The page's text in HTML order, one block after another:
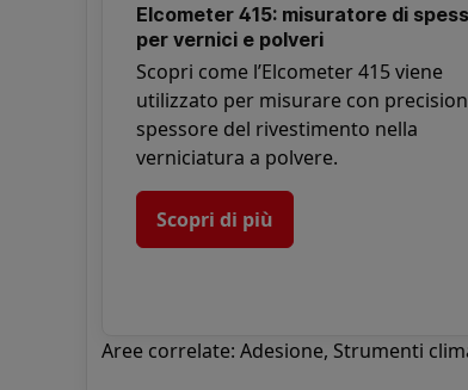
Elcometer 415: misuratore di
per vernici e polveri
Scopri come l’Elcometer 415 viene
utilizzato per misurare con
spessore del rivestimento nella
verniciatura a polvere.
Scopri di più
Aree correlate: Adesione, Strumenti